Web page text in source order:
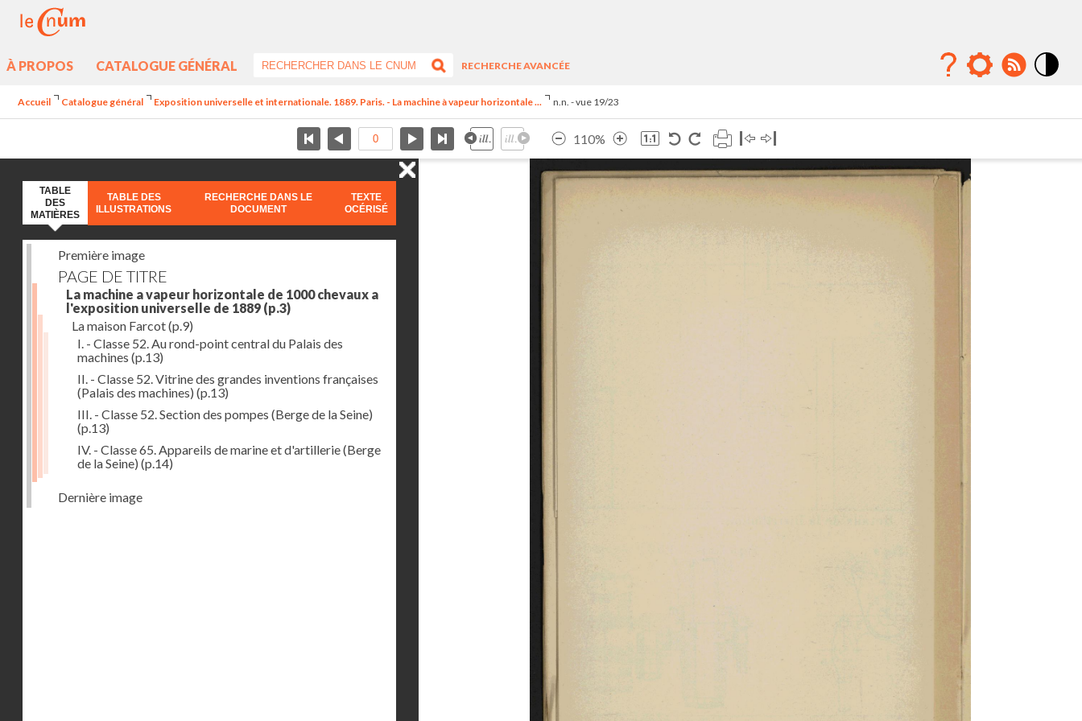
À PROPOS CATALOGUE GÉNÉRAL
RECHERCHE AVANCÉE
Accueil Catalogue général Exposition universelle et internationale. 1889. Paris. - La machine à vapeur horizontale ... n.n. - vue 19/23
110%
TABLE
DES
MATIÈRES
TABLE DES
ILLUSTRATIONS
RECHERCHE DANS LE
DOCUMENT
TEXTE
OCÉRISÉ
Première image
PAGE DE TITRE
La machine a vapeur horizontale de 1000 chevaux a
l'exposition universelle de 1889 (p.3)
La maison Farcot(p.9)
I. - Classe 52. Au rond-point central du Palais des
machines (p.13)
II. - Classe 52. Vitrine des grandes inventions françaises
(Palais des machines) (p.13)
III. - Classe 52. Section des pompes (Berge de la Seine)
(p.13)
IV. - Classe 65. Appareils de marine et d'artillerie (Berge
de la Seine) (p.14)
Dernière image